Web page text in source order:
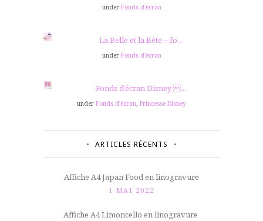
under Fonds d'écran
La Belle et la Bête – fo...
under Fonds d'écran
Fonds d’écran Disney ...
under Fonds d'écran, Princesse Disney
ARTICLES RÉCENTS
Affiche A4 Japan Food en linogravure
1 MAI 2022
Affiche A4 Limoncello en linogravure